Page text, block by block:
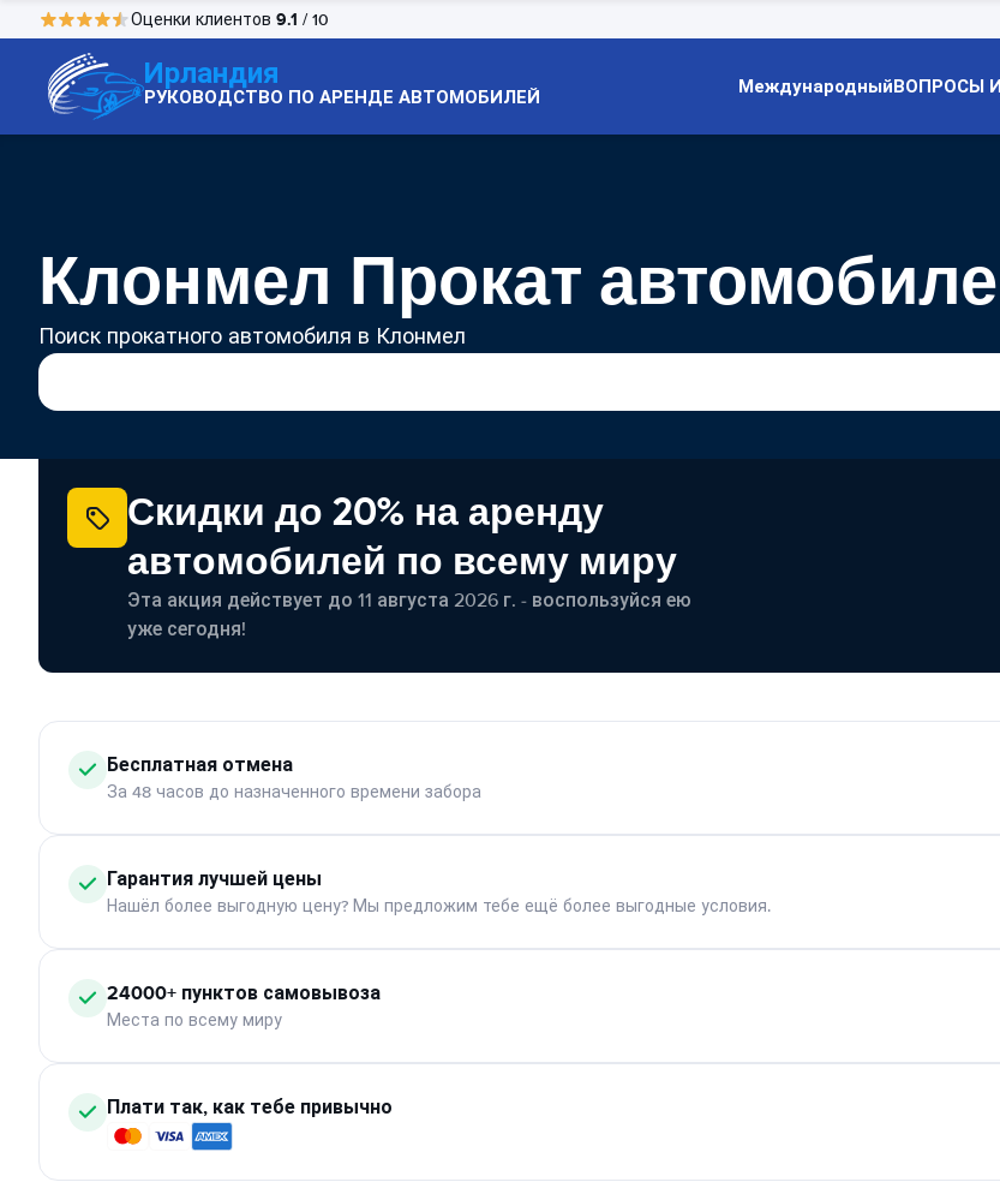
Оценки клиентов 9.1 / 10
Ирландия
РУКОВОДСТВО ПО АРЕНДЕ АВТОМОБИЛЕЙ МеждународныйВОПРОСЫ
Клонмел Прокат
Поиск прокатного автомобиля в Клонмел
Скидки до 20% на аренду
автомобилей по всему миру
Эта акция действует до 11 августа 2026 г. - воспользуйся ею
уже сегодня!
Бесплатная отмена
За 48 часов до назначенного времени забора
Гарантия лучшей цены
Нашёл более выгодную цену? Мы предложим тебе ещё более выгодные условия.
24000+ пунктов самовывоза
Места по всему миру
Плати так, как тебе привычно